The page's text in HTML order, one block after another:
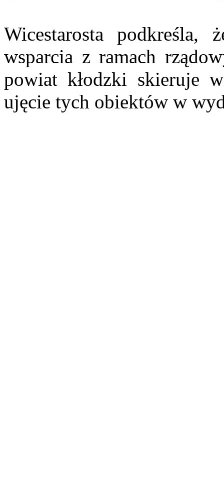
Wicestarosta
wsparcia z ramach
powiat kłodzki skieruje
ujęcie tych obiektów w